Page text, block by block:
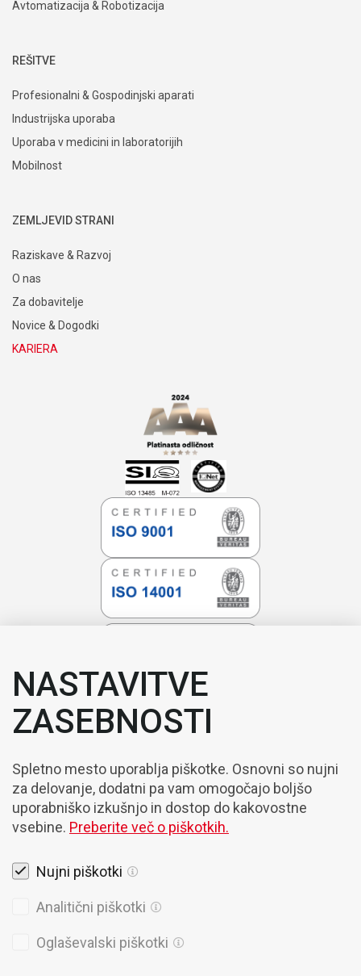
Avtomatizacija & Robotizacija
REŠITVE
Profesionalni & Gospodinjski aparati
Industrijska uporaba
Uporaba v medicini in laboratorijih
Mobilnost
ZEMLJEVID STRANI
Raziskave & Razvoj
O nas
Za dobavitelje
Novice & Dogodki
KARIERA
NASTAVITVE
ZASEBNOSTI
Spletno mesto uporablja piškotke. Osnovni so nujni
za delovanje, dodatni pa vam omogočajo boljšo
uporabniško izkušnjo in dostop do kakovostne
vsebine. Preberite več o piškotkih.
Nujni piškotki
Analitični piškotki
Oglaševalski piškotki